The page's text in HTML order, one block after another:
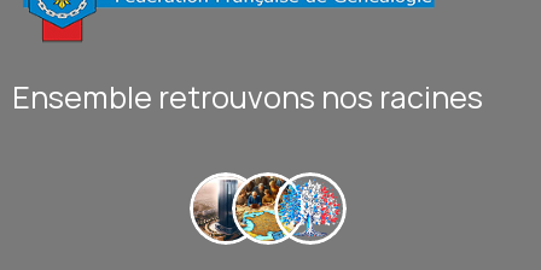
Ensemble retrouvons nos racines